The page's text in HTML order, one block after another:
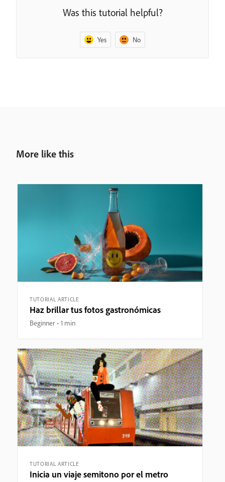
Was this tutorial helpful?
Yes No
More like this
TUTORIAL ARTICLE
Haz brillar tus fotos gastronómicas
Beginner 1 min
TUTORIAL ARTICLE
Inicia un viaje semitono por el metro